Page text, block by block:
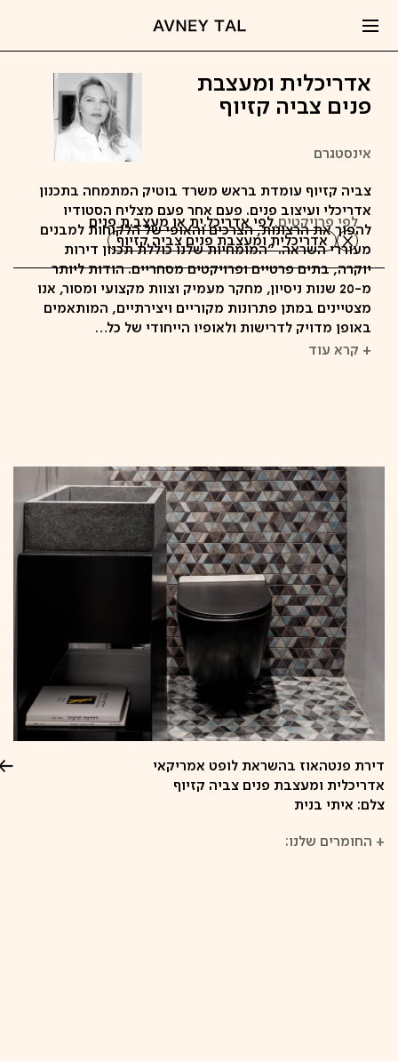
לפי פרויקטים,לפי אדריכל.ית או מעצב.ת פנים
אדריכלית ומעצבת פנים צביה קזיוף
אדריכלית ומעצבת
פנים צביה קזיוף
אינסטגרם
צביה קזיוף עומדת בראש משרד בוטיק המתמחה בתכנון
אדריכלי ועיצוב פנים. פעם אחר פעם מצליח הסטודיו
להפוך את הרצונות, הצרכים והאופי של הלקוחות למבנים
מעוררי השראה. "המומחיות שלנו כוללת תכנון דירות
יוקרה, בתים פרטיים ופרויקטים מסחריים. הודות ליותר
מ-20 שנות ניסיון, מחקר מעמיק וצוות מקצועי ומסור, אנו
מצטיינים במתן פתרונות מקוריים ויצירתיים, המותאמים
באופן מדויק לדרישות ולאופיו הייחודי של כל…
+ קרא עוד
דירת פנטהאוז בהשראת לופט אמריקאי
אדריכלית ומעצבת פנים צביה קזיוף
צלם: איתי בנית
+ החומרים שלנו: